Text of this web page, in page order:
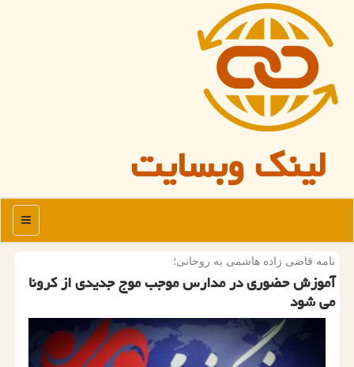
لینک وبسایت
منو
نامه قاضی زاده هاشمی به روحانی؛
آموزش حضوری در مدارس موجب موج جدیدی از كرونا
می شود